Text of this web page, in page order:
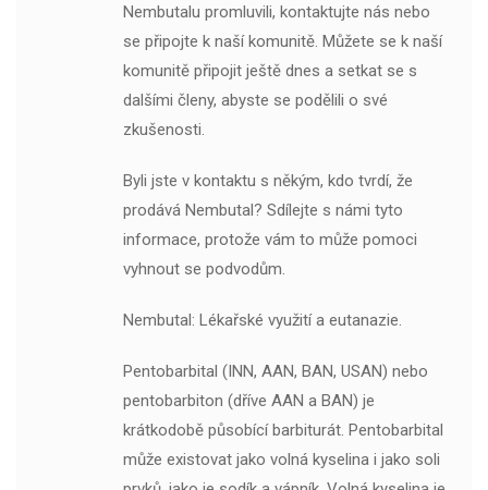
Nembutalu promluvili, kontaktujte nás nebo
se připojte k naší komunitě. Můžete se k naší
komunitě připojit ještě dnes a setkat se s
dalšími členy, abyste se podělili o své
zkušenosti.
Byli jste v kontaktu s někým, kdo tvrdí, že
prodává Nembutal? Sdílejte s námi tyto
informace, protože vám to může pomoci
vyhnout se podvodům.
Nembutal: Lékařské využití a eutanazie.
Pentobarbital (INN, AAN, BAN, USAN) nebo
pentobarbiton (dříve AAN a BAN) je
krátkodobě působící barbiturát. Pentobarbital
může existovat jako volná kyselina i jako soli